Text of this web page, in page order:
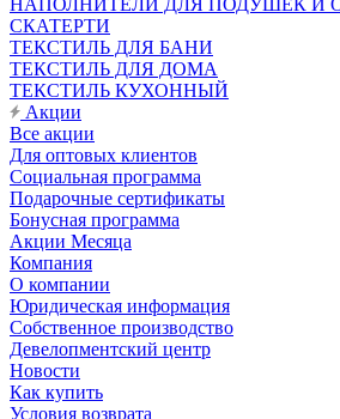
НАПОЛНИТЕЛИ ДЛЯ ПОДУШЕК И
СКАТЕРТИ
ТЕКСТИЛЬ ДЛЯ БАНИ
ТЕКСТИЛЬ ДЛЯ ДОМА
ТЕКСТИЛЬ КУХОННЫЙ
Акции
Все акции
Для оптовых клиентов
Социальная программа
Подарочные сертификаты
Бонусная программа
Акции Месяца
Компания
О компании
Юридическая информация
Собственное производство
Девелопментский центр
Новости
Как купить
Условия возврата